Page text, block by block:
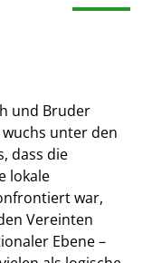
und Bruder
unter den
dass die
lokale
war,
Vereinten
Ebene –